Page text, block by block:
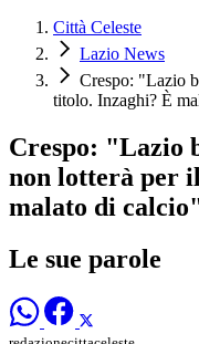
Città Celeste
Lazio News
Crespo: "Lazio
titolo. Inzaghi? È
Crespo: "Lazio
non lotterà per
malato di
Le sue parole